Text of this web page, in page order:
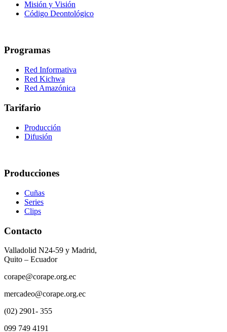
Misión y Visión
Código Deontológico
Programas
Red Informativa
Red Kichwa
Red Amazónica
Tarifario
Producción
Difusión
Producciones
Cuñas
Series
Clips
Contacto
Valladolid N24-59 y Madrid,
Quito – Ecuador
corape@corape.org.ec
mercadeo@corape.org.ec
(02) 2901- 355
099 749 4191